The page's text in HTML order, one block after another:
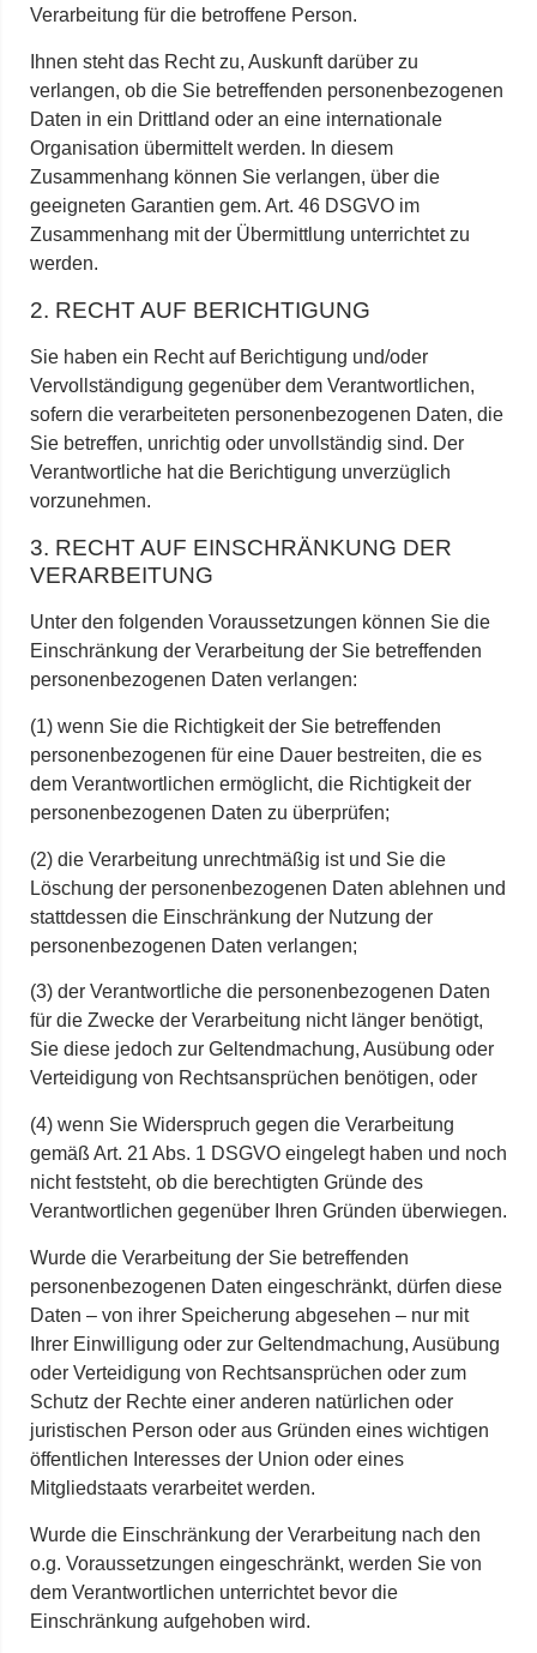
Verarbeitung für die betroffene Person.
Ihnen steht das Recht zu, Auskunft darüber zu
verlangen, ob die Sie betreffenden personenbezogenen
Daten in ein Drittland oder an eine internationale
Organisation übermittelt werden. In diesem
Zusammenhang können Sie verlangen, über die
geeigneten Garantien gem. Art. 46 DSGVO im
Zusammenhang mit der Übermittlung unterrichtet zu
werden.
2. RECHT AUF BERICHTIGUNG
Sie haben ein Recht auf Berichtigung und/oder
Vervollständigung gegenüber dem Verantwortlichen,
sofern die verarbeiteten personenbezogenen Daten, die
Sie betreffen, unrichtig oder unvollständig sind. Der
Verantwortliche hat die Berichtigung unverzüglich
vorzunehmen.
3. RECHT AUF EINSCHRÄNKUNG DER
VERARBEITUNG
Unter den folgenden Voraussetzungen können Sie die
Einschränkung der Verarbeitung der Sie betreffenden
personenbezogenen Daten verlangen:
(1) wenn Sie die Richtigkeit der Sie betreffenden
personenbezogenen für eine Dauer bestreiten, die es
dem Verantwortlichen ermöglicht, die Richtigkeit der
personenbezogenen Daten zu überprüfen;
(2) die Verarbeitung unrechtmäßig ist und Sie die
Löschung der personenbezogenen Daten ablehnen und
stattdessen die Einschränkung der Nutzung der
personenbezogenen Daten verlangen;
(3) der Verantwortliche die personenbezogenen Daten
für die Zwecke der Verarbeitung nicht länger benötigt,
Sie diese jedoch zur Geltendmachung, Ausübung oder
Verteidigung von Rechtsansprüchen benötigen, oder
(4) wenn Sie Widerspruch gegen die Verarbeitung
gemäß Art. 21 Abs. 1 DSGVO eingelegt haben und noch
nicht feststeht, ob die berechtigten Gründe des
Verantwortlichen gegenüber Ihren Gründen überwiegen.
Wurde die Verarbeitung der Sie betreffenden
personenbezogenen Daten eingeschränkt, dürfen diese
Daten – von ihrer Speicherung abgesehen – nur mit
Ihrer Einwilligung oder zur Geltendmachung, Ausübung
oder Verteidigung von Rechtsansprüchen oder zum
Schutz der Rechte einer anderen natürlichen oder
juristischen Person oder aus Gründen eines wichtigen
öffentlichen Interesses der Union oder eines
Mitgliedstaats verarbeitet werden.
Wurde die Einschränkung der Verarbeitung nach den
o.g. Voraussetzungen eingeschränkt, werden Sie von
dem Verantwortlichen unterrichtet bevor die
Einschränkung aufgehoben wird.